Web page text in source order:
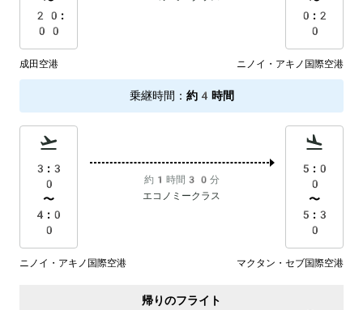
20:
00
0:2
0
成田空港 ニノイ・アキノ国際空港
乗継時間 ： 約4時間
3:3
0
〜
4:0
0
約1時間30分
エコノミークラス
5:0
0
〜
5:3
0
ニノイ・アキノ国際空港 マクタン・セブ国際空港
帰りのフライト